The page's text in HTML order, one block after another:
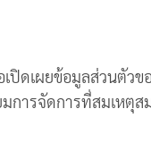
เปิดเผยข้อมูลส่วนตั
การจัดการที่สมเหตุส